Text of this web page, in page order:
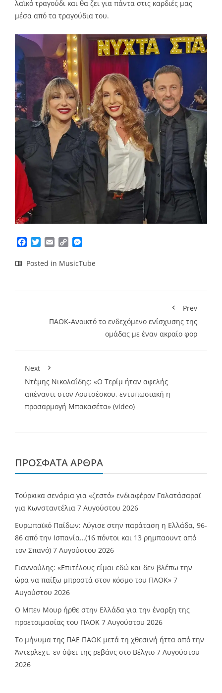
λαϊκό τραγούδι και θα ζει για πάντα στις καρδιές μας
μέσα από τα τραγούδια του.
Facebook
TwitterEmailCopy
Posted in MusicTube
Prev
ΠΑΟΚ-Ανοικτό το ενδεχόμενο ενίσχυσης της
ομάδας με έναν ακραίο φορ
Next
Ντέμης Νικολαΐδης: «Ο Τερίμ ήταν αφελής
απέναντι στον Λουτσέσκου, εντυπωσιακή η
προσαρμογή Μπακασέτα» (video)
ΠΡΌΣΦΑΤΑ ΆΡΘΡΑ
Τούρκικα σενάρια για «ζεστό» ενδιαφέρον Γαλατάσαραϊ
για Κωνσταντέλια 7 Αυγούστου 2026
Ευρωπαϊκό Παίδων: Λύγισε στην παράταση η Ελλάδα, 96-
86 από την Ισπανία…(16 πόντοι και 13 ρημπαουντ από
τον Σπανό) 7 Αυγούστου 2026
Γιαννούλης: «Επιτέλους είμαι εδώ και δεν βλέπω την
ώρα να παίξω μπροστά στον κόσμο του ΠΑΟΚ» 7
Αυγούστου 2026
O Mπεν Μουρ ήρθε στην Ελλάδα για την έναρξη της
προετοιμασίας του ΠΑΟΚ 7 Αυγούστου 2026
Το μήνυμα της ΠΑΕ ΠΑΟΚ μετά τη χθεσινή ήττα από την
Άντερλεχτ, εν όψει της ρεβάνς στο Βέλγιο 7 Αυγούστου
2026